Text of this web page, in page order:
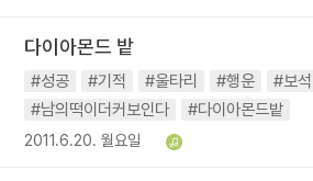
다이아몬드 밭
#성공 #기적 #울타리 #행운 #보석
#남의떡이더커보인다
#다이아몬드밭
2011.6.20. 월요일